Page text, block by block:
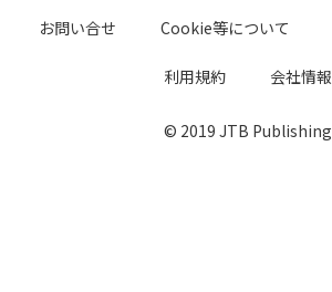
お問い合せ Cookie等について
利用規約 会社情報
© 2019 JTB Publishing